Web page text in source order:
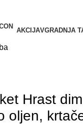
AKCIJAVGRADNJA
Hrast
oljen,